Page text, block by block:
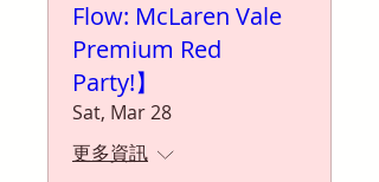
Flow: McLaren Vale
Premium Red
Party!】
Sat, Mar 28
更多資訊